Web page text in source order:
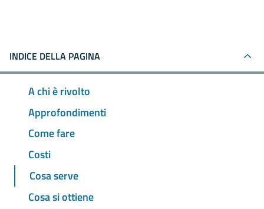
INDICE DELLA PAGINA
A chi è rivolto
Approfondimenti
Come fare
Costi
Cosa serve
Cosa si ottiene